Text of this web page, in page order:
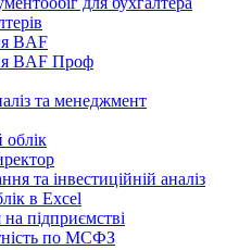
BAF
BAF Проф
та менеджмент
облік
та інвестиційній аналіз
в Excel
підприємстві
по МСФЗ